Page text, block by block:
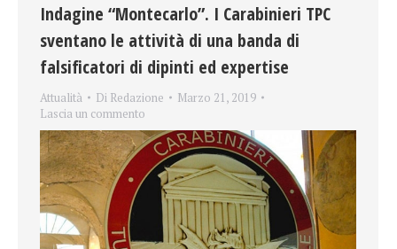
Indagine “Montecarlo”. I Carabinieri TPC
sventano le attività di una banda di
falsificatori di dipinti ed expertise
Attualità Di Redazione
Marzo 21, 2019
Lascia un commento